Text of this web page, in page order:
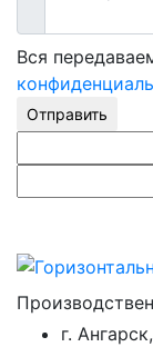
Вся
Отправить
г.